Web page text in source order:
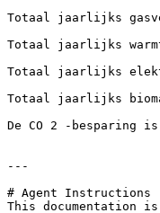
Totaal jaarlijks
Totaal jaarlijks
Totaal jaarlijks
Totaal jaarlijks
De CO 2 -besparing
---
# Agent Instructions
This documentation